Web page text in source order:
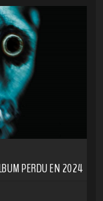
PERDU EN 2024